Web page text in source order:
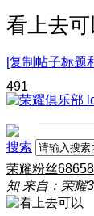
搜索
看上去可
[复制帖子标题
491
荣耀粉丝
知 来自：荣耀